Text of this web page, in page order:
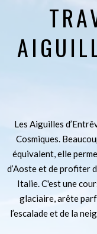
Les Aiguilles
Cosmiques.
équivalent, elle
d’Aoste et de profiter
Italie. C'est une
glaciaire, arête
l’escalade et de la